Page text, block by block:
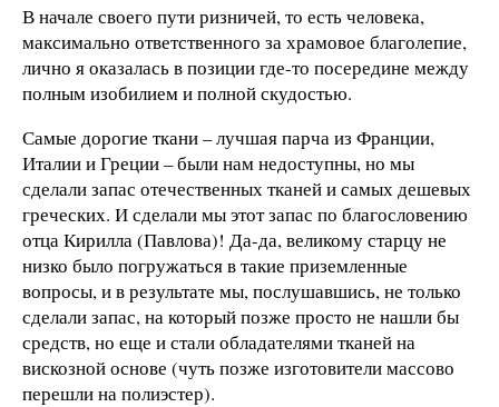
В начале своего пути ризничей, то есть человека,
максимально ответственного за храмовое благолепие,
лично я оказалась в позиции где-то посередине между
полным изобилием и полной скудостью.
Самые дорогие ткани – лучшая парча из Франции,
Италии и Греции – были нам недоступны, но мы
сделали запас отечественных тканей и самых дешевых
греческих. И сделали мы этот запас по благословению
отца Кирилла (Павлова)! Да-да, великому старцу не
низко было погружаться в такие приземленные
вопросы, и в результате мы, послушавшись, не только
сделали запас, на который позже просто не нашли бы
средств, но еще и стали обладателями тканей на
вискозной основе (чуть позже изготовители массово
перешли на полиэстер).